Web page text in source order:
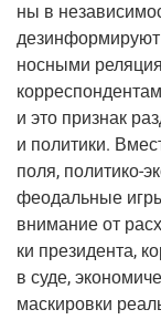
ны в
нос­ны­ми
и это при­знак
и поли­ти­ки.
поля, поли­ти­ко-
фео­даль­ные
вни­ма­ние от
ки пре­зи­ден­та,
в суде,
мас­ки­ров­ки